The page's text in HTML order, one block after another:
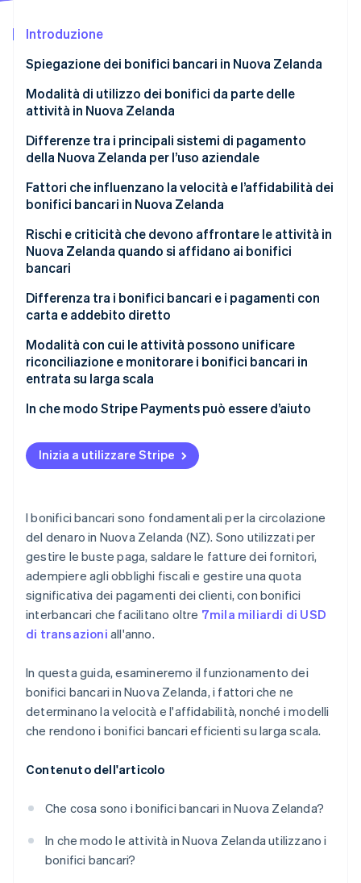
Radar
Atlas
Costituzione di start-up
Climate
Identity
Verifica online dell'identità
Stripe Sessions 2026
Scopri come Stripe sta costruendo l'infrastruttura
Guarda ora
Partner
Stripe App Marketplace
Introduzione
Spiegazione dei bonifici bancari in Nuova Zelanda
Modalità di utilizzo dei bonifici da parte delle
attività in Nuova Zelanda
Pagamenti di stipendi e fornitori
Pagamenti dei clienti
Addebito diretto per ricavi ricorrenti
Pubblica amministrazione e imposte
Differenze tra i principali sistemi di pagamento
della Nuova Zelanda per l’uso aziendale
Bonifici bancari tramite BECS
Pagamenti basati sull’online banking
Fattori che influenzano la velocità e l’affidabilità dei
bonifici bancari in Nuova Zelanda
Confronto tra movimenti interbancari e all’interno
della stessa banca
Verifiche a livello di banca
Accuratezza dei dati di pagamento
Problemi tecnici o di processo
Rischi e criticità che devono affrontare le attività in
Nuova Zelanda quando si affidano ai bonifici
bancari
Nessuna conferma in tempo reale
Frodi e pagamenti errati
Tempistiche del flusso di cassa
Storni di addebiti diretti
Differenza tra i bonifici bancari e i pagamenti con
carta e addebito diretto
Velocità
Struttura dei costi
Rischio ed esperienza
Modalità con cui le attività possono unificare
riconciliazione e monitorare i bonifici bancari in
entrata su larga scala
Dati più accurati sin dall’inizio
Feed bancari automatizzati
Numeri di conti bancari virtuali
Solide abitudini di riconciliazione
In che modo Stripe Payments può essere d’aiuto
Inizia a utilizzare Stripe
I bonifici bancari sono fondamentali per la circolazione
del denaro in Nuova Zelanda (NZ). Sono utilizzati per
gestire le buste paga, saldare le fatture dei fornitori,
adempiere agli obblighi fiscali e gestire una quota
significativa dei pagamenti dei clienti, con bonifici
interbancari che facilitano oltre 7mila miliardi di USD
di transazioni all'anno.
In questa guida, esamineremo il funzionamento dei
bonifici bancari in Nuova Zelanda, i fattori che ne
determinano la velocità e l'affidabilità, nonché i modelli
che rendono i bonifici bancari efficienti su larga scala.
Contenuto dell'articolo
Che cosa sono i bonifici bancari in Nuova Zelanda?
In che modo le attività in Nuova Zelanda utilizzano i
bonifici bancari?